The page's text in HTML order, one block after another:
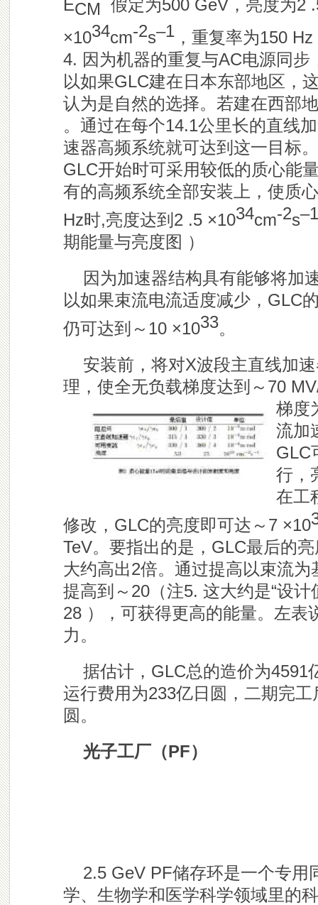
ECM 假定为500 GeV，亮度为2
×1034cm-2s–1，重复率为150 Hz
4. 因为机器的重复与AC电源同步
以如果GLC建在日本东部地区，
认为是自然的选择。若建在西部
。通过在每个14.1公里长的直线
速器高频系统就可达到这一目标
GLC开始时可采用较低的质心能
有的高频系统全部安装上，使质
Hz时,亮度达到2 .5 ×1034cm-2s–1
期能量与亮度图 ）
因为加速器结构具有能够将加
以如果束流电流适度减少，GLC
仍可达到～10 ×1033。
安装前，将对X波段主直线加
理，使全无负载梯度达到～70
梯度
流加
GLC
行，
在工
修改，GLC的亮度即可达～7 ×10
TeV。要指出的是，GLC最后的
大约高出2倍。通过提高以束流
提高到～20（注5. 这大约是“设
28 ），可获得更高的能量。左表
力。
据估计，GLC总的造价为4591
运行费用为233亿日圆，二期完
圆。
光子工厂（PF）
2.5 GeV PF储存环是一个专用
学、生物学和医学科学领域里的